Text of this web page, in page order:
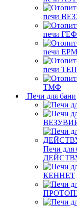
печи
печи
печи
печи
ТМФ
Печи для бани
Печи
КЕННЕТ